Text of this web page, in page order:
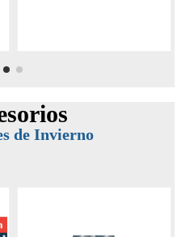
de Invierno